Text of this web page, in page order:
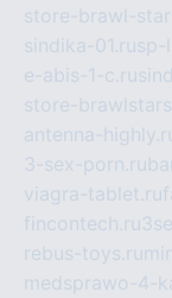
store-brawl-
sindika-01.rusp-
e-abis-1-c.ru
store-
antenna-
3-sex-porn.ru
viagra-tablet.ru
fincontech.ru
rebus-toys.ru
medsprawo-4-